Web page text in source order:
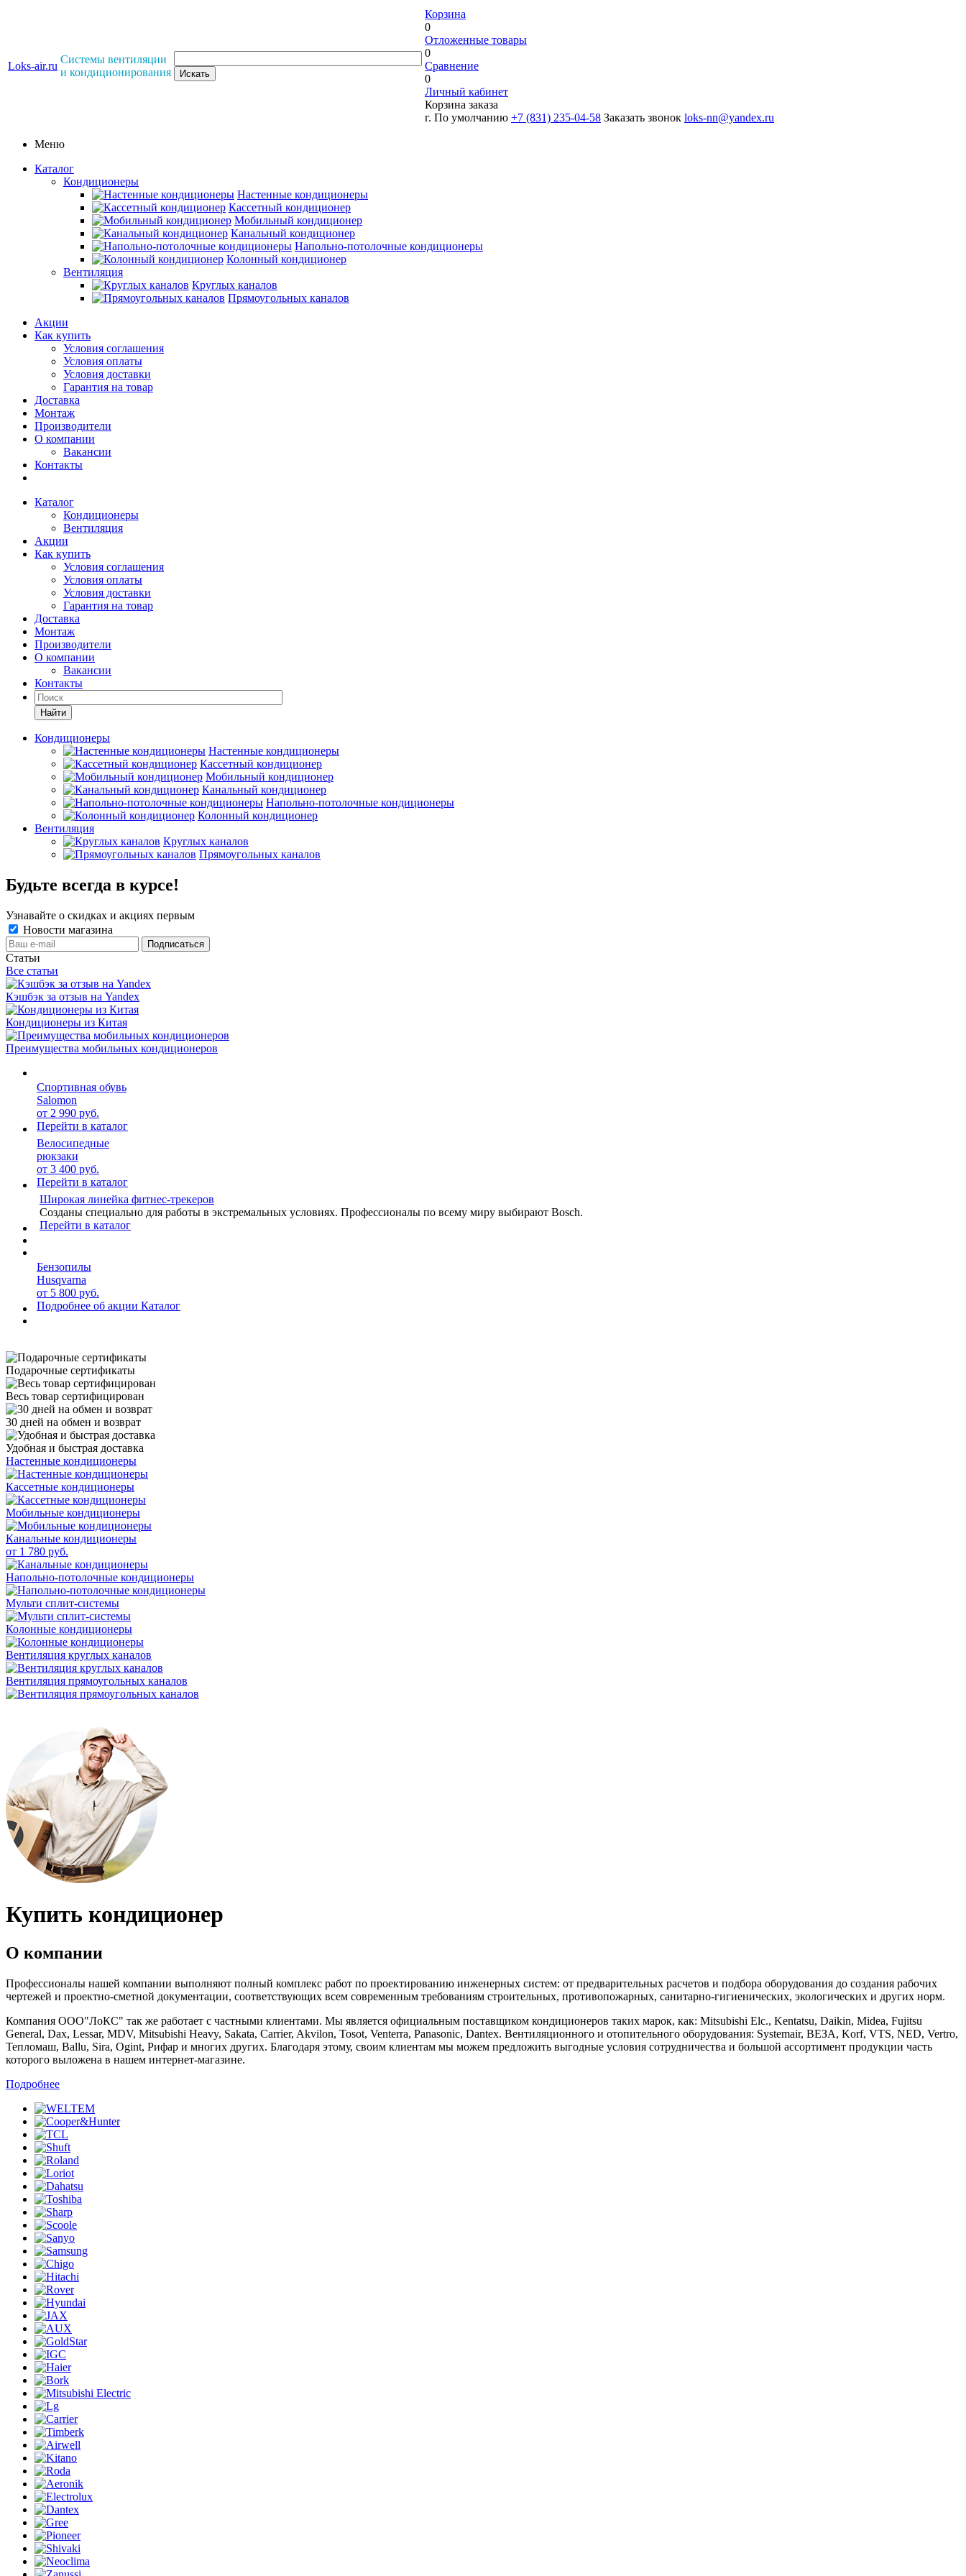
Loks-air.ru
Системы вентиляции
и кондиционирования
Корзина
0
Отложенные товары
0
Сравнение
0
Личный кабинет
Корзина заказа
г. По умолчанию +7 (831) 235-04-58 Заказать звонок loks-nn@yandex.ru
Меню
Каталог
Кондиционеры
Настенные кондиционеры
Кассетный кондиционер
Мобильный кондиционер
Канальный кондиционер
Напольно-потолочные кондиционеры
Колонный кондиционер
Вентиляция
Круглых каналов
Прямоугольных каналов
Акции
Как купить
Условия соглашения
Условия оплаты
Условия доставки
Гарантия на товар
Доставка
Монтаж
Производители
О компании
Вакансии
Контакты
Каталог
Кондиционеры
Вентиляция
Акции
Как купить
Условия соглашения
Условия оплаты
Условия доставки
Гарантия на товар
Доставка
Монтаж
Производители
О компании
Вакансии
Контакты
Кондиционеры
Настенные кондиционеры
Кассетный кондиционер
Мобильный кондиционер
Канальный кондиционер
Напольно-потолочные кондиционеры
Колонный кондиционер
Вентиляция
Круглых каналов
Прямоугольных каналов
Будьте всегда в курсе!
Узнавайте о скидках и акциях первым
Новости магазина
Статьи
Все статьи
Кэшбэк за отзыв на Yandex
Кондиционеры из Китая
Преимущества мобильных кондиционеров
Спортивная обувь
Salomon
от 2 990 руб.
Перейти в каталог
Велосипедные
рюкзаки
от 3 400 руб.
Перейти в каталог
Широкая линейка фитнес-трекеров
Созданы специально для работы в экстремальных условиях. Профессионалы по всему миру выбирают Bosch.
Перейти в каталог
Бензопилы
Husqvarna
от 5 800 руб.
Подробнее об акции Каталог
Подарочные сертификаты
Весь товар сертифицирован
30 дней на обмен и возврат
Удобная и быстрая доставка
Настенные кондиционеры
Кассетные кондиционеры
Мобильные кондиционеры
Канальные кондиционеры
от 1 780 руб.
Напольно-потолочные кондиционеры
Мульти сплит-системы
Колонные кондиционеры
Вентиляция круглых каналов
Вентиляция прямоугольных каналов
Купить кондиционер
О компании
Профессионалы нашей компании выполняют полный комплекс работ по проектированию инженерных систем: от предварительных расчетов и подбора оборудования до создания рабочих
чертежей и проектно-сметной документации, соответствующих всем современным требованиям строительных, противопожарных, санитарно-гигиенических, экологических и других норм.
Компания ООО"ЛоКС" так же работает с частными клиентами. Мы является официальным поставщиком кондиционеров таких марок, как: Mitsubishi Elc., Kentatsu, Daikin, Midea, Fujitsu
General, Dax, Lessar, MDV, Mitsubishi Heavy, Sakata, Carrier, Akvilon, Tosot, Venterra, Panasonic, Dantex. Вентиляционного и отопительного оборудования: Systemair, ВЕЗА, Korf, VTS, NED, Vertro,
Тепломаш, Ballu, Sira, Ogint, Рифар и многих других. Благодаря этому, своим клиентам мы можем предложить выгодные условия сотрудничества и большой ассортимент продукции часть
которого выложена в нашем интернет-магазине.
Подробнее